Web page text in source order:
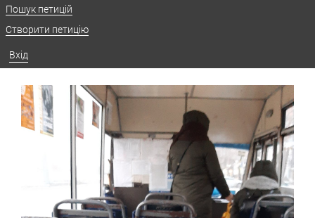
Пошук петицій
Створити петицію
Вхід